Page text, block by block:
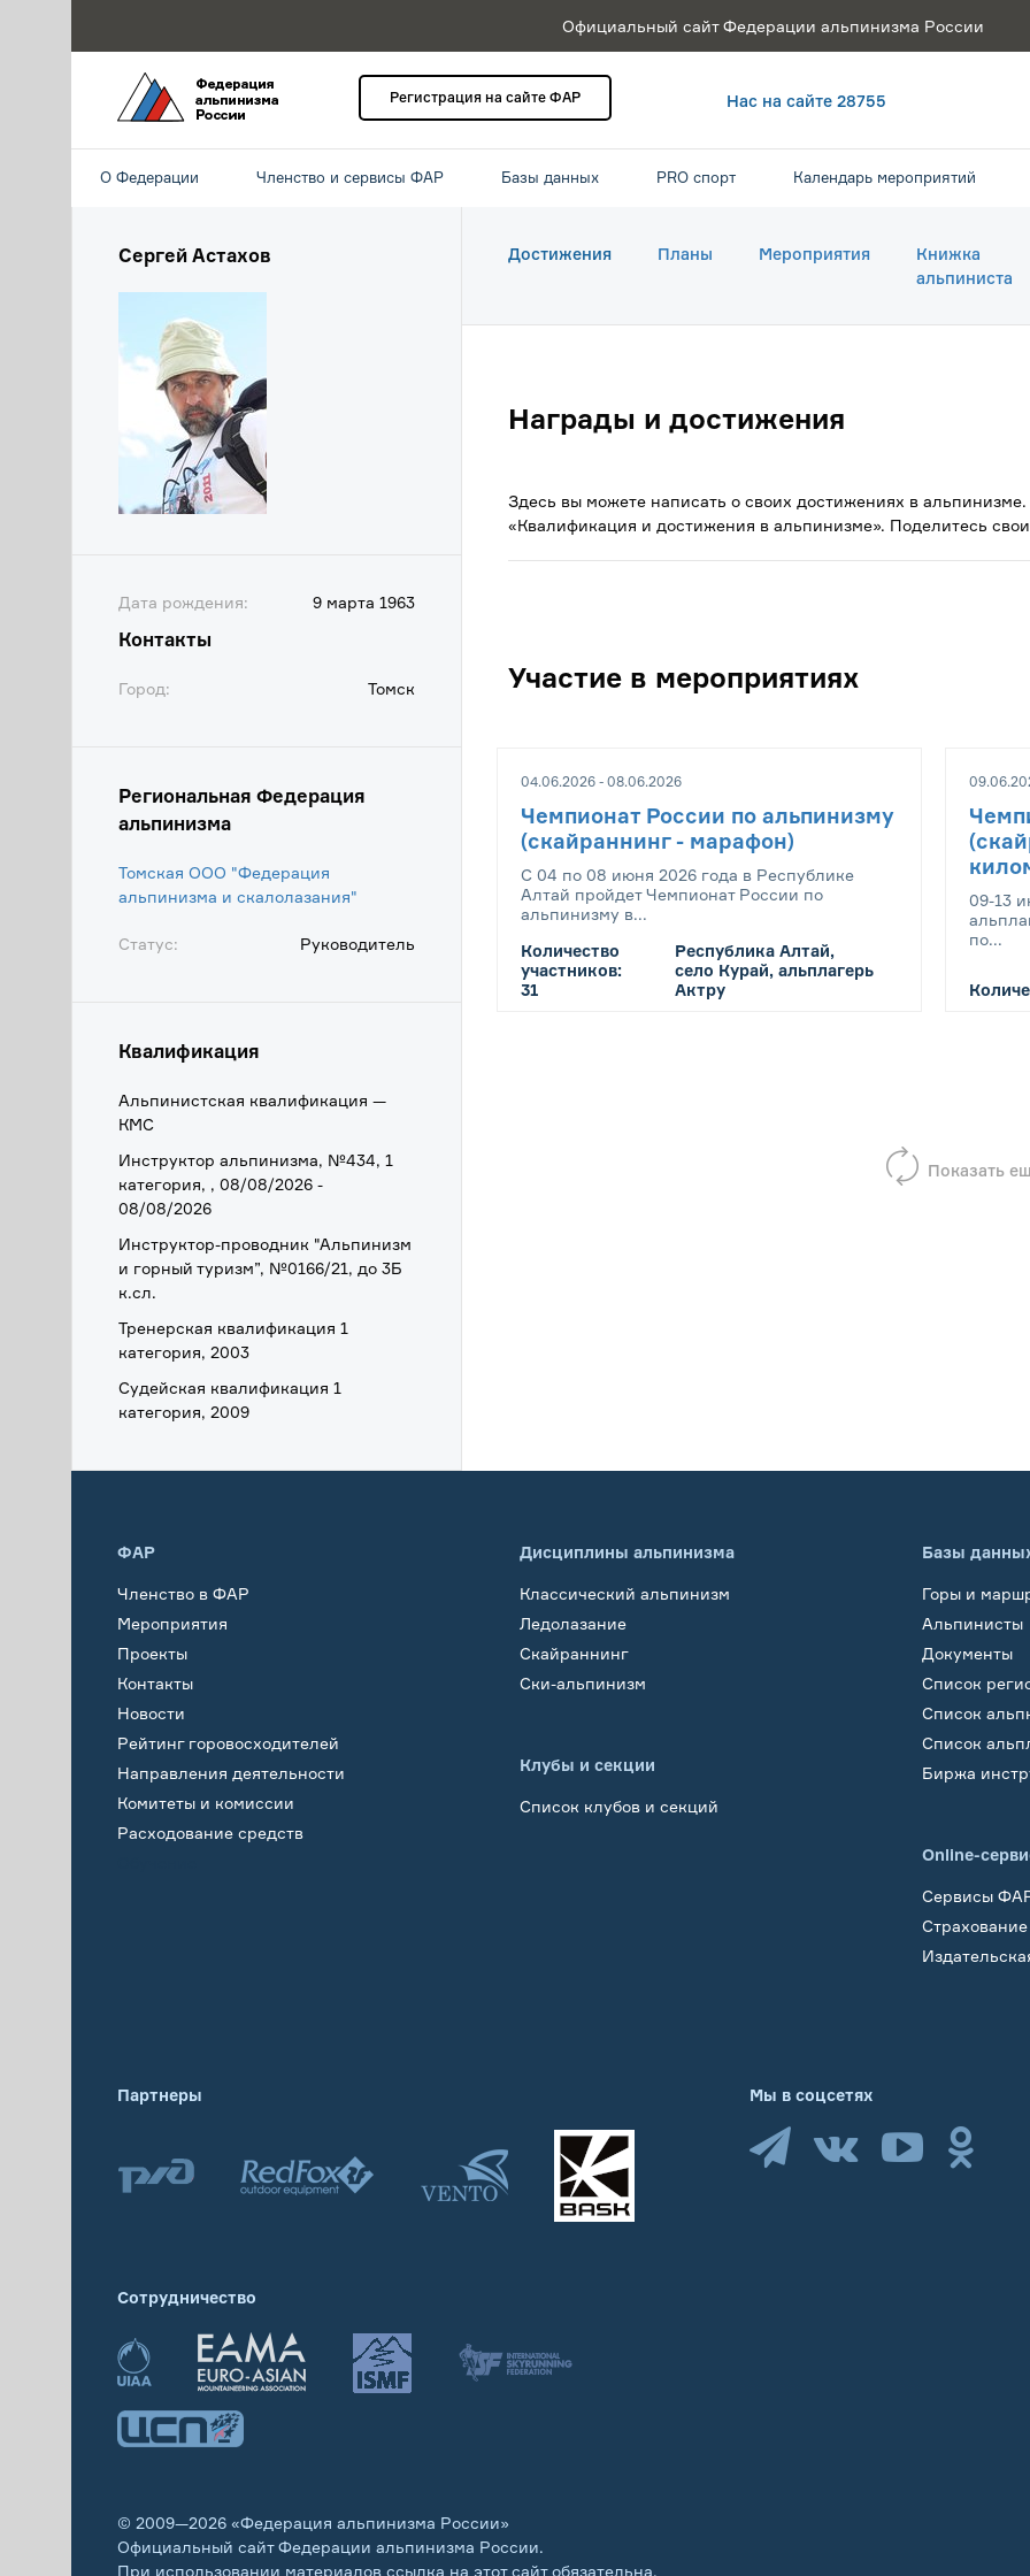
Официальный сайт Федерации альпинизма России
Регистрация на сайте ФАР Нас на сайте 28755
О Федерации Членство и сервисы ФАР Базы данных PRO спорт Календарь мероприятий
Сергей Астахов
Дата рождения: 9 марта 1963
Контакты
Город: Томск
Региональная Федерация
альпинизма
Томская ООО "Федерация
альпинизма и скалолазания"
Статус: Руководитель
Квалификация
Альпинистская квалификация —
КМС
Инструктор альпинизма, №434, 1
категория, , 08/08/2026 -
08/08/2026
Инструктор-проводник "Альпинизм
и горный туризм”, №0166/21, до 3Б
к.сл.
Тренерская квалификация 1
категория, 2003
Судейская квалификация 1
категория, 2009
Достижения Планы Мероприятия
Книжка
альпиниста
Награды и достижения
Здесь вы можете написать о своих достижениях в
«Квалификация и достижения в альпинизме». Поделитесь
Участие в мероприятиях
04.06.2026 - 08.06.2026
Чемпионат России по альпинизму
(скайраннинг - марафон)
С 04 по 08 июня 2026 года в Республике
Алтай пройдет Чемпионат России по
альпинизму в...
Количество
участников:
31
Республика Алтай,
село Курай, альплагерь
Актру
09-13
по...
Показать
ФАР
Членство в ФАР
Мероприятия
Проекты
Контакты
Новости
Рейтинг горовосходителей
Направления деятельности
Комитеты и комиссии
Расходование средств
Дисциплины альпинизма
Классический альпинизм
Ледолазание
Скайраннинг
Ски-альпинизм
Клубы и секции
Список клубов и секций
Базы
Горы и
Альпинисты
Документы
Список
Список
Список
Биржа
Online-
Сервисы
Страхование
Партнеры
Сотрудничество
© 2009—2026 «Федерация альпинизма России»
Официальный сайт Федерации альпинизма России.
При использовании материалов ссылка на этот сайт обязательна.
Мы в соцсетях